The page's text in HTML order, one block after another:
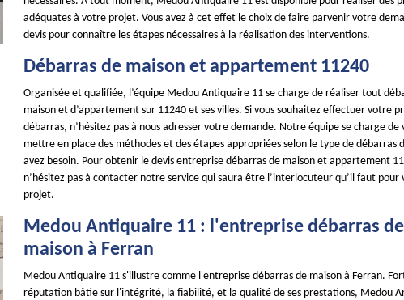
adéquates à votre projet. Vous avez à cet effet le choix de faire parvenir votre
devis pour connaître les étapes nécessaires à la réalisation des interventions.
Débarras de maison et appartement 11240
Organisée et qualifiée, l’équipe Medou Antiquaire 11 se charge de réaliser tout
maison et d’appartement sur 11240 et ses villes. Si vous souhaitez effectuer votre
débarras, n’hésitez pas à nous adresser votre demande. Notre équipe se charge de
mettre en place des méthodes et des étapes appropriées selon le type de débarras
avez besoin. Pour obtenir le devis entreprise débarras de maison et appartement
n’hésitez pas à contacter notre service qui saura être l’interlocuteur qu’il faut pour
projet.
Medou Antiquaire 11 : l'entreprise débarras de
maison à Ferran
Medou Antiquaire 11 s'illustre comme l'entreprise débarras de maison à Ferran.
réputation bâtie sur l'intégrité, la fiabilité, et la qualité de ses prestations, Medou